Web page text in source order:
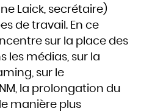
Laick, secrétaire)
de travail. En ce
sur la place des
les médias, sur la
sur le
la prolongation du
manière plus